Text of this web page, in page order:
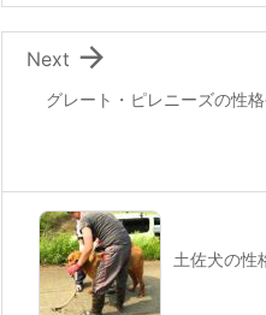
グレート・ピレニーズの性

Next
土佐犬の性